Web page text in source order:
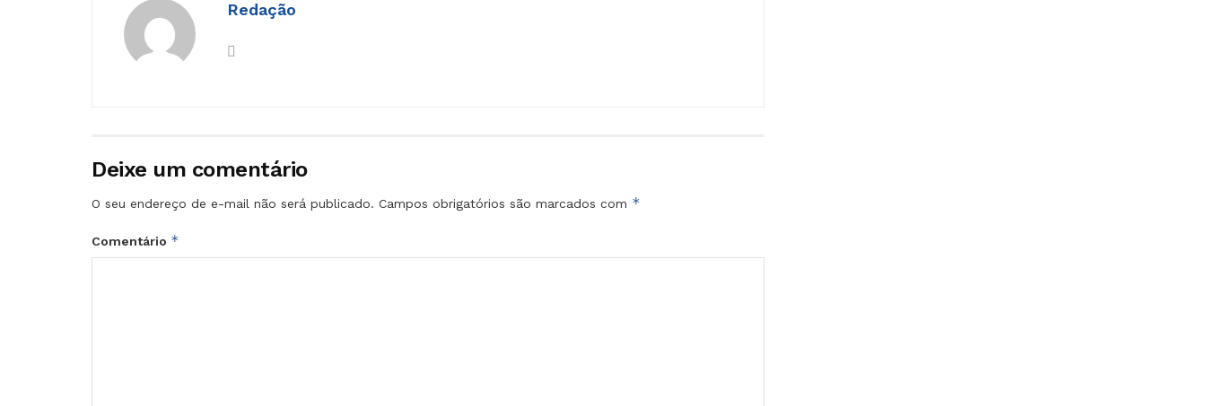
Redação
Deixe um comentário
O seu endereço de e-mail não será publicado. Campos obrigatórios são marcados com *
Comentário *